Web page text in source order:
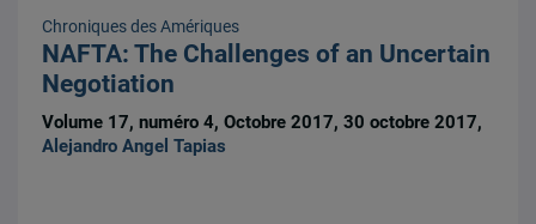
Chroniques des Amériques
NAFTA: The Challenges of an Uncertain
Negotiation
Volume 17, numéro 4, Octobre 2017, 30 octobre 2017,
Alejandro Angel Tapias